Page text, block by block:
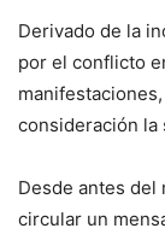
Derivado de la
por el conflicto
consideración la
Desde antes del
circular un